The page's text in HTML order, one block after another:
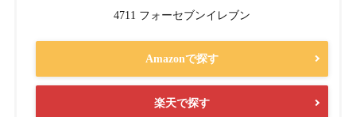
4711 フォーセブンイレブン
Amazonで探す
楽天で探す